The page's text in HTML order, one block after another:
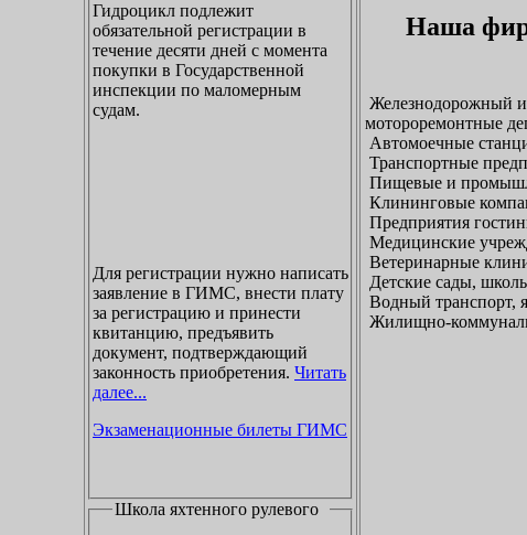
Гидроцикл подлежит
обязательной регистрации в
течение десяти дней с момента
покупки в Государственной
инспекции по маломерным
судам.
Для регистрации нужно написать
заявление в ГИМС, внести плату
за регистрацию и принести
квитанцию, предъявить
документ, подтверждающий
законность приобретения. Читать
далее...
Экзаменационные билеты ГИМС
Школа яхтенного рулевого
Наша
Железнодорожный и
мотороремонтные
Автомоечные
Транспортные
Пищевые и
Клининговые
Предприятия
Медицинские
Ветеринарные
Детские сады,
Водный
Жилищно-